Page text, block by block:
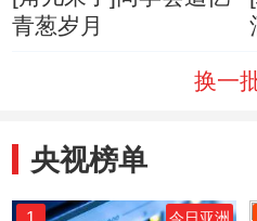
青葱岁月
换一
央视榜单